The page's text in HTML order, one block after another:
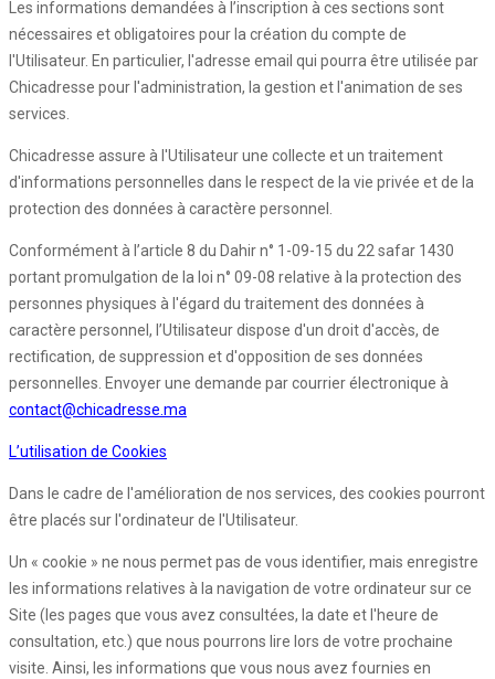
Les informations demandées à l’inscription à ces sections sont
nécessaires et obligatoires pour la création du compte de
l'Utilisateur. En particulier, l'adresse email qui pourra être utilisée par
Chicadresse pour l'administration, la gestion et l'animation de ses
services.
Chicadresse assure à l'Utilisateur une collecte et un traitement
d'informations personnelles dans le respect de la vie privée et de la
protection des données à caractère personnel.
Conformément à l’article 8 du Dahir n° 1-09-15 du 22 safar 1430
portant promulgation de la loi n° 09-08 relative à la protection des
personnes physiques à l'égard du traitement des données à
caractère personnel, l’Utilisateur dispose d'un droit d'accès, de
rectification, de suppression et d'opposition de ses données
personnelles. Envoyer une demande par courrier électronique à
contact@chicadresse.ma
L’utilisation de Cookies
Dans le cadre de l'amélioration de nos services, des cookies pourront
être placés sur l'ordinateur de l'Utilisateur.
Un « cookie » ne nous permet pas de vous identifier, mais enregistre
les informations relatives à la navigation de votre ordinateur sur ce
Site (les pages que vous avez consultées, la date et l'heure de
consultation, etc.) que nous pourrons lire lors de votre prochaine
visite. Ainsi, les informations que vous nous avez fournies en